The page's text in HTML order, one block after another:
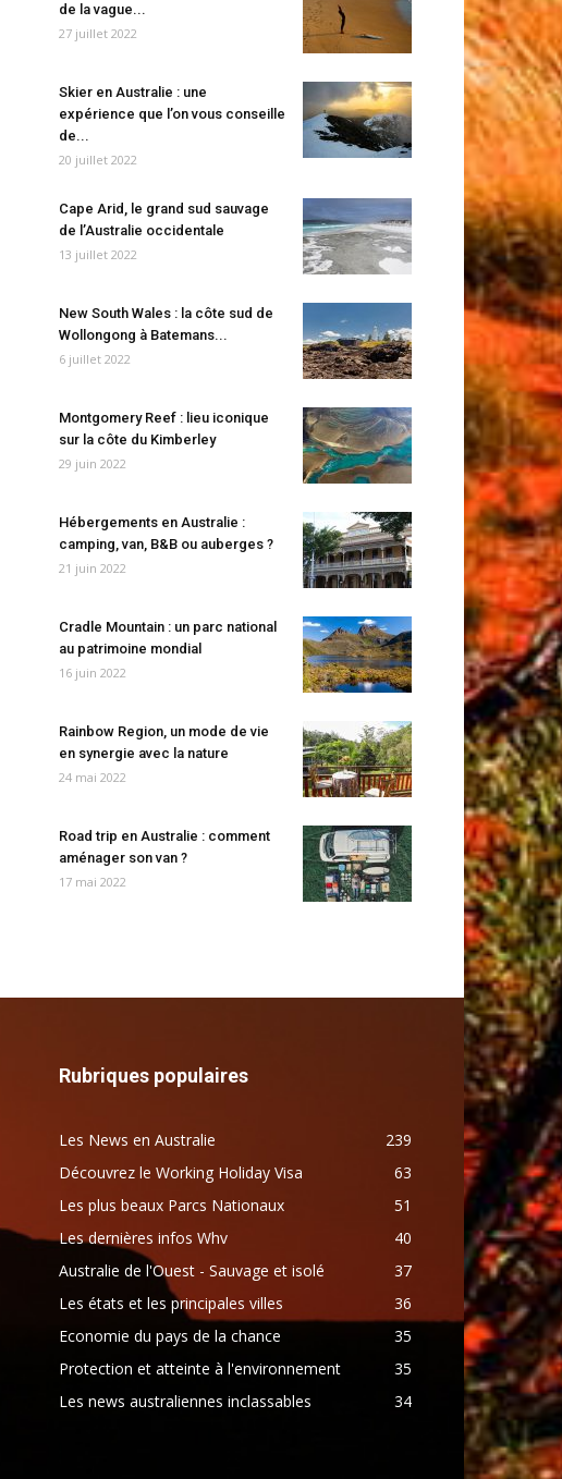
de la vague...
27 juillet 2022
Skier en Australie : une
expérience que l’on vous conseille
de...
20 juillet 2022
Cape Arid, le grand sud sauvage
de l’Australie occidentale
13 juillet 2022
New South Wales : la côte sud de
Wollongong à Batemans...
6 juillet 2022
Montgomery Reef : lieu iconique
sur la côte du Kimberley
29 juin 2022
Hébergements en Australie :
camping, van, B&B ou auberges ?
21 juin 2022
Cradle Mountain : un parc national
au patrimoine mondial
16 juin 2022
Rainbow Region, un mode de vie
en synergie avec la nature
24 mai 2022
Road trip en Australie : comment
aménager son van ?
17 mai 2022
Rubriques populaires
Les News en Australie
239
Découvrez le Working Holiday Visa
63
Les plus beaux Parcs Nationaux
51
Les dernières infos Whv
40
Australie de l'Ouest - Sauvage et isolé
37
Les états et les principales villes
36
Economie du pays de la chance
35
Protection et atteinte à l'environnement
35
Les news australiennes inclassables
34